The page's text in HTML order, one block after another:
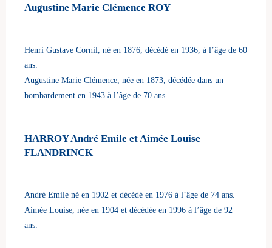
Augustine Marie Clémence ROY
Henri Gustave Cornil, né en 1876, décédé en 1936, à l’âge de 60
ans.
Augustine Marie Clémence, née en 1873, décédée dans un
bombardement en 1943 à l’âge de 70 ans.
HARROY André Emile et Aimée Louise
FLANDRINCK
André Emile né en 1902 et décédé en 1976 à l’âge de 74 ans.
Aimée Louise, née en 1904 et décédée en 1996 à l’âge de 92
ans.